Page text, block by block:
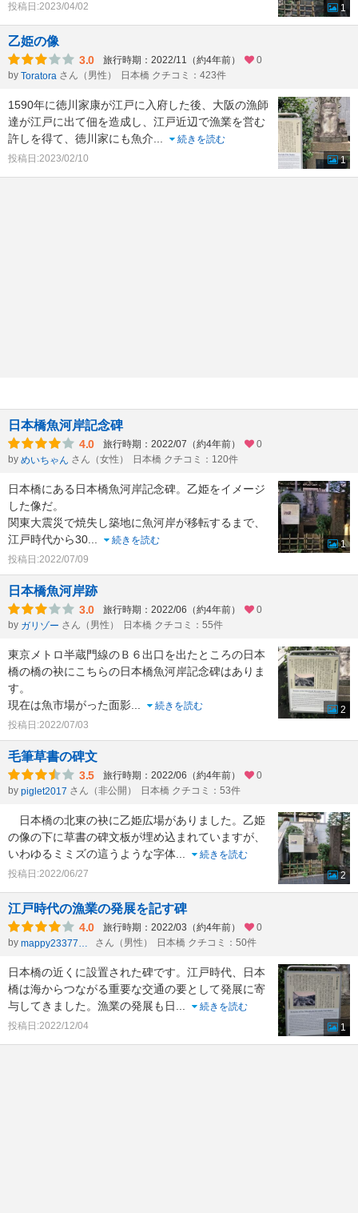
投稿日:2023/04/02
1
乙姫の像
3.0 旅行時期：2022/11（約4年前）
0
by Toratora さん（男性） 日本橋 クチコミ：423件
1590年に徳川家康が江戸に入府した後、大阪の漁師
達が江戸に出て佃を造成し、江戸近辺で漁業を営む
許しを得て、徳川家にも魚介...
続きを読む
投稿日:2023/02/10
1
日本橋魚河岸記念碑
4.0 旅行時期：2022/07（約4年前）
0
by めいちゃん さん（女性） 日本橋 クチコミ：120件
日本橋にある日本橋魚河岸記念碑。乙姫をイメージ
した像だ。
関東大震災で焼失し築地に魚河岸が移転するまで、
江戸時代から30...
続きを読む
投稿日:2022/07/09
1
日本橋魚河岸跡
3.0 旅行時期：2022/06（約4年前）
0
by ガリゾー さん（男性） 日本橋 クチコミ：55件
東京メトロ半蔵門線のＢ６出口を出たところの日本
橋の橋の袂にこちらの日本橋魚河岸記念碑はありま
す。
現在は魚市場がった面影...
続きを読む
投稿日:2022/07/03
2
毛筆草書の碑文
3.5 旅行時期：2022/06（約4年前）
0
by piglet2017 さん（非公開） 日本橋 クチコミ：53件
日本橋の北東の袂に乙姫広場がありました。乙姫
の像の下に草書の碑文板が埋め込まれていますが、
いわゆるミミズの這うような字体...
続きを読む
投稿日:2022/06/27
2
江戸時代の漁業の発展を記す碑
4.0 旅行時期：2022/03（約4年前）
0
by
mappy23377803 さん（男性） 日本橋 クチコミ：50件
日本橋の近くに設置された碑です。江戸時代、日本
橋は海からつながる重要な交通の要として発展に寄
与してきました。漁業の発展も日...
続きを読む
投稿日:2022/12/04
1